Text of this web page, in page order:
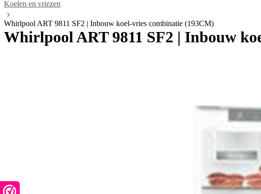
Koelen en vriezen
Whirlpool ART 9811 SF2 | Inbouw koel-vries combinatie (193CM)
Whirlpool ART 9811 SF2 | Inbouw